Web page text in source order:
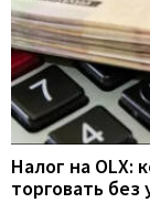
Налог на OLX:
торговать без